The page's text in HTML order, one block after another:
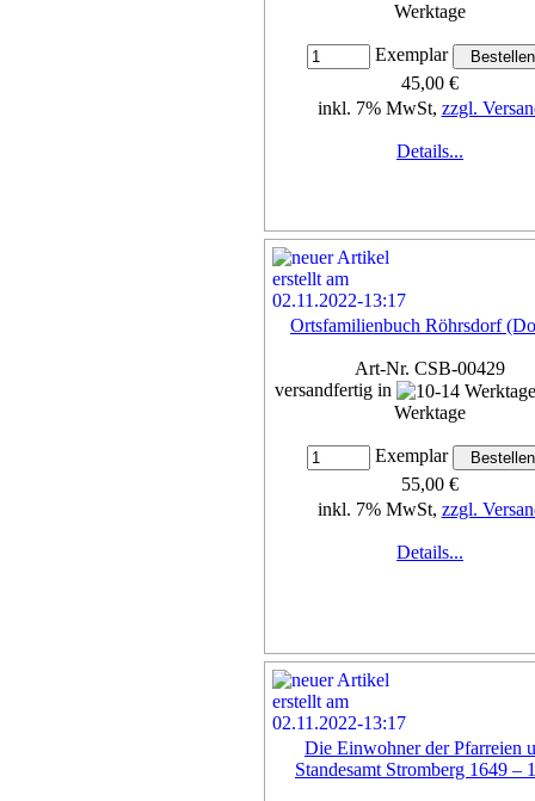
Werktage
Exemplar
45,00 €
inkl. 7% MwSt, zzgl.
Details...
Ortsfamilienbuch Röhrsdorf
Art-Nr. CSB-00429
versandfertig in
Werktage
Exemplar
55,00 €
inkl. 7% MwSt, zzgl.
Details...
Die Einwohner der Pfarreien
Standesamt Stromberg 1649 –